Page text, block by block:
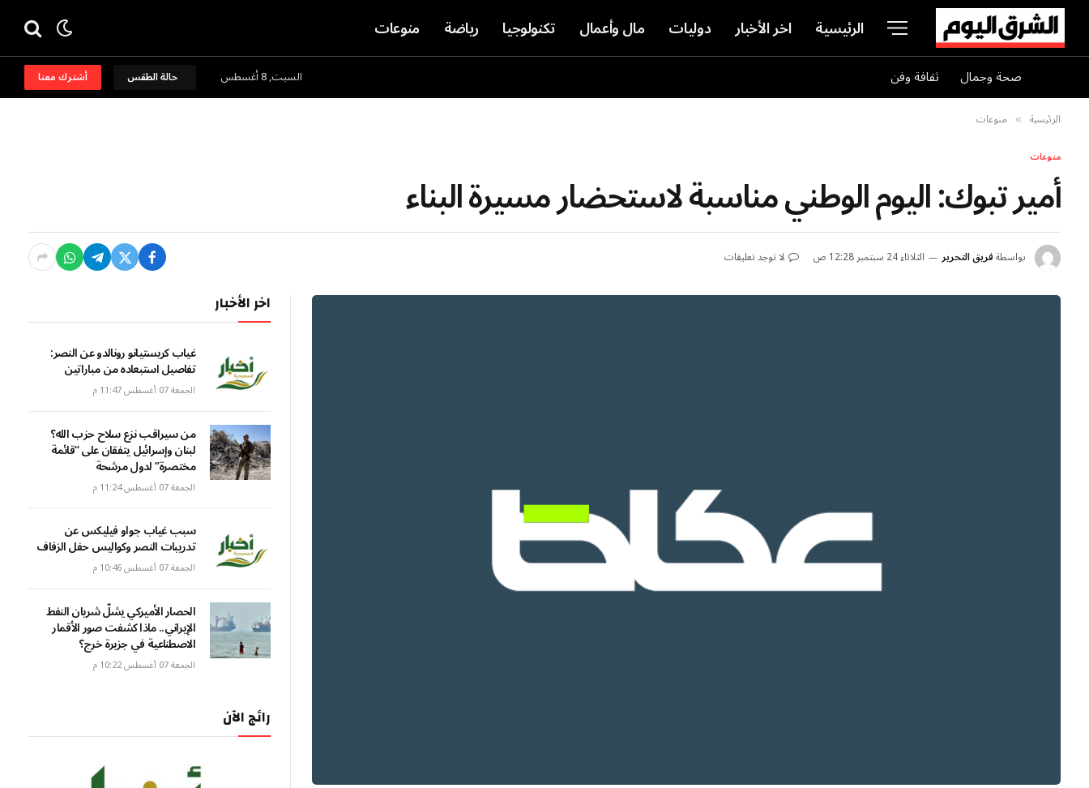
الرئيسية اخر الأخبار دوليات مال وأعمال تكنولوجيا رياضة منوعات
صحة وجمال ثقافة وفن السبت, 8 أغسطس حالة الطقس أشترك معنا
الرئيسية » منوعات
منوعات
أمير تبوك: اليوم الوطني مناسبة لاستحضار مسيرة البناء
بواسطةفريق التحرير الثلاثاء 24 سبتمبر 12:28 ص لا توجد تعليقات
اخر الأخبار
غياب كريستيانو رونالدو عن النصر:
تفاصيل استبعاده من مباراتين
الجمعة 07 أغسطس 11:47 م
من سيراقب نزع سلاح حزب الله؟
لبنان وإسرائيل يتفقان على “قائمة
مختصرة” لدول مرشحة
الجمعة 07 أغسطس 11:24 م
سبب غياب جواو فيليكس عن
تدريبات النصر وكواليس حفل الزفاف
الجمعة 07 أغسطس 10:46 م
الحصار الأميركي يشلّ شريان النفط
الإيراني.. ماذا كشفت صور الأقمار
الاصطناعية في جزيرة خرج؟
الجمعة 07 أغسطس 10:22 م
رائج الآن